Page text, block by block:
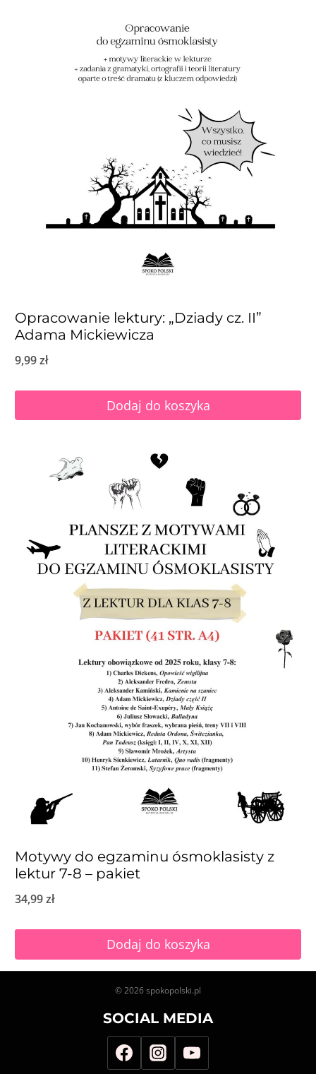
Opracowanie lektury: „Dziady cz. II”
Adama Mickiewicza
9,99zł
Dodaj do koszyka
Motywy do egzaminu ósmoklasisty z
lektur 7-8 – pakiet
34,99zł
Dodaj do koszyka
© 2026 spokopolski.pl
SOCIAL MEDIA